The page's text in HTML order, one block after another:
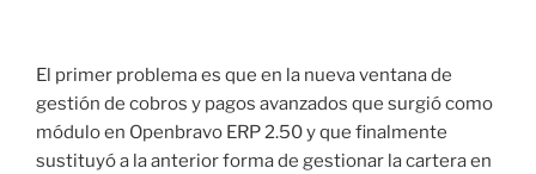
El primer problema es que en la nueva ventana de
gestión de cobros y pagos avanzados que surgió como
módulo en Openbravo ERP 2.50 y que finalmente
sustituyó a la anterior forma de gestionar la cartera en